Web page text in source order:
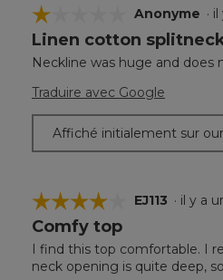
☆☆☆☆☆
☆☆☆☆☆
1
sur
5.
Anonyme · il
Linen cotton
Neckline was huge and
Traduire avec Google
Affiché initialement sur
☆☆☆☆☆
☆☆☆☆☆
4
sur
5.
EJ113 · il y a
Comfy top
I find this top comfortable. I
neck opening is quite deep,